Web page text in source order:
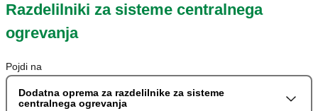
Razdelilniki za sisteme centralnega
ogrevanja
Pojdi na
Dodatna oprema za razdelilnike za sisteme
centralnega ogrevanja